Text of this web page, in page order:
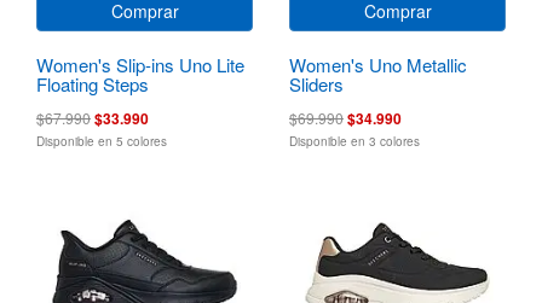
Comprar
Women's Slip-ins Uno Lite
Floating Steps
$67.990$33.990
Disponible en 5 colores
Comprar
Women's Uno Metallic
Sliders
$69.990$34.990
Disponible en 3 colores